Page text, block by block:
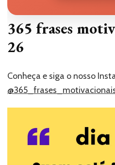
365 frases
26
Conheça e siga o nosso